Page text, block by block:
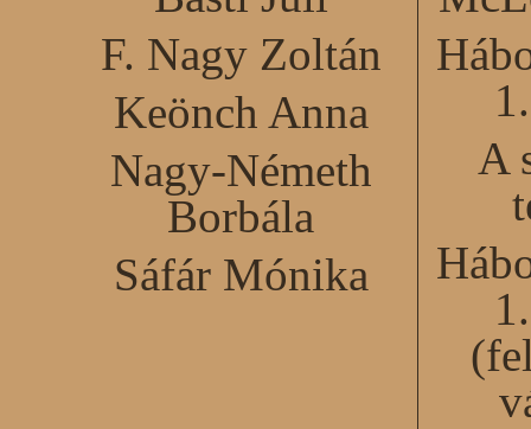
F. Nagy Zoltán
Keönch Anna
Nagy-Németh
Borbála
Sáfár Mónika
A